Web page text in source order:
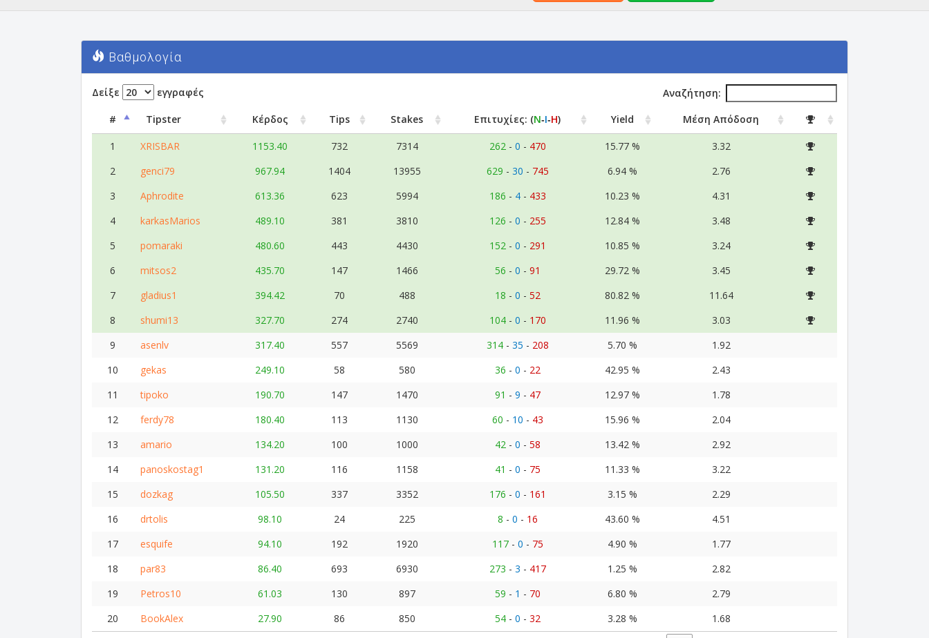
Βαθμολογία
Δείξε εγγραφές
Αναζήτηση:
#
Tipster Κέρδος Tips Stakes Επιτυχίες: (Ν‑Ι‑Η) Yield Μέση Απόδοση
1 XRISBAR 1153.40 732 7314 262 - 0 - 470 15.77 %
3.32
2
genci79 967.94 1404 13955 629 - 30 - 745 6.94 %
2.76
3
Aphrodite 613.36 623 5994 186 - 4 - 433 10.23 %
4.31
4
karkasMarios 489.10 381 3810 126 - 0 - 255 12.84 %
3.48
5
pomaraki 480.60 443 4430 152 - 0 - 291 10.85 %
3.24
6
mitsos2 435.70 147 1466 56 - 0 - 91 29.72 %
3.45
7
gladius1 394.42 70 488 18 - 0 - 52 80.82 %
11.64
8
shumi13 327.70 274 2740 104 - 0 - 170 11.96 %
3.03
9
asenlv 317.40 557 5569 314 - 35 - 208 5.70 %
1.92
10
gekas 249.10 58 580 36 - 0 - 22 42.95 %
2.43
11
tipoko 190.70 147 1470 91 - 9 - 47 12.97 %
1.78
12
ferdy78 180.40 113 1130 60 - 10 - 43 15.96 %
2.04
13
amario 134.20 100 1000 42 - 0 - 58 13.42 %
2.92
14
panoskostag1 131.20 116 1158 41 - 0 - 75 11.33 %
3.22
15
dozkag 105.50 337 3352 176 - 0 - 161 3.15 %
2.29
16
drtolis 98.10 24 225 8 - 0 - 16 43.60 %
4.51
17
esquife 94.10 192 1920 117 - 0 - 75 4.90 %
1.77
18
par83 86.40 693 6930 273 - 3 - 417 1.25 %
2.82
19
Petros10 61.03 130 897 59 - 1 - 70 6.80 %
2.79
20
BookAlex 27.90 86 850 54 - 0 - 32 3.28 % 1.68